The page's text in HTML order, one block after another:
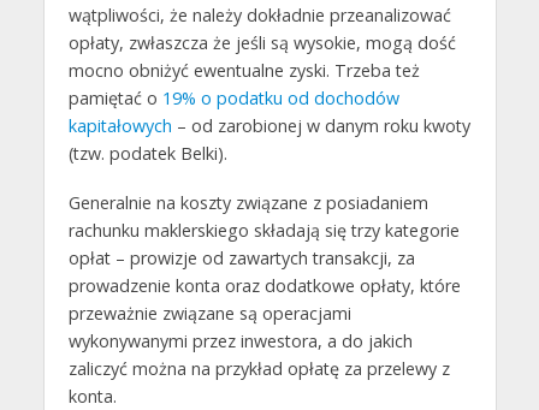
wątpliwości, że należy dokładnie przeanalizować
opłaty, zwłaszcza że jeśli są wysokie, mogą dość
mocno obniżyć ewentualne zyski. Trzeba też
pamiętać o 19% o podatku od dochodów
kapitałowych – od zarobionej w danym roku kwoty
(tzw. podatek Belki).
Generalnie na koszty związane z posiadaniem
rachunku maklerskiego składają się trzy kategorie
opłat – prowizje od zawartych transakcji, za
prowadzenie konta oraz dodatkowe opłaty, które
przeważnie związane są operacjami
wykonywanymi przez inwestora, a do jakich
zaliczyć można na przykład opłatę za przelewy z
konta.